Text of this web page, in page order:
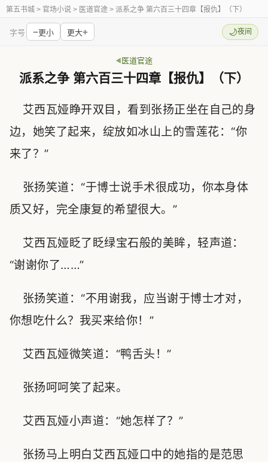
第五书城 > 官场小说 > 医道官途 > 派系之争 第六百三十四章【报仇】（下）
字号 −更小 更大+ 🌙夜间
医道官途
派系之争 第六百三十四章【报仇】（下）
艾西瓦娅睁开双目，看到张扬正坐在自己的身
边，她笑了起来，绽放如冰山上的雪莲花：“你
来了？”
张扬笑道：“于博士说手术很成功，你本身体
质又好，完全康复的希望很大。”
艾西瓦娅眨了眨绿宝石般的美眸，轻声道：
“谢谢你了……”
张扬笑道：“不用谢我，应当谢于博士才对，
你想吃什么？我买来给你！”
艾西瓦娅微笑道：“鸭舌头！”
张扬呵呵笑了起来。
艾西瓦娅小声道：“她怎样了？”
张扬马上明白艾西瓦娅口中的她指的是范思